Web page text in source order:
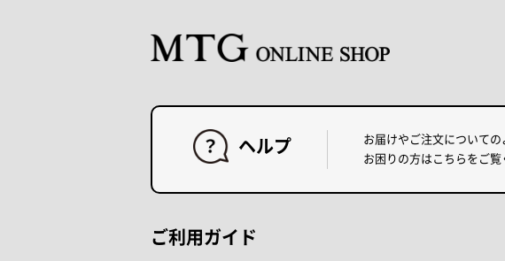
ヘルプ
お届けやご注文についての
お困りの方はこちらをご覧
ご利用ガイド